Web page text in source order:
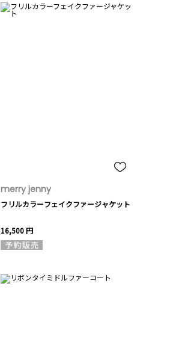
merry jenny
フリルカラーフェイクファージャケット
16,500 円